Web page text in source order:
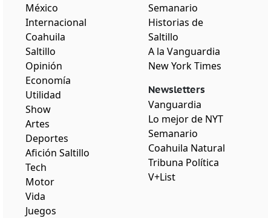
México
Internacional
Coahuila
Saltillo
Opinión
Economía
Utilidad
Show
Artes
Deportes
Afición Saltillo
Tech
Motor
Vida
Juegos
Semanario
Historias de
Saltillo
A la Vanguardia
New York Times
Newsletters
Vanguardia
Lo mejor de NYT
Semanario
Coahuila Natural
Tribuna Política
V+List